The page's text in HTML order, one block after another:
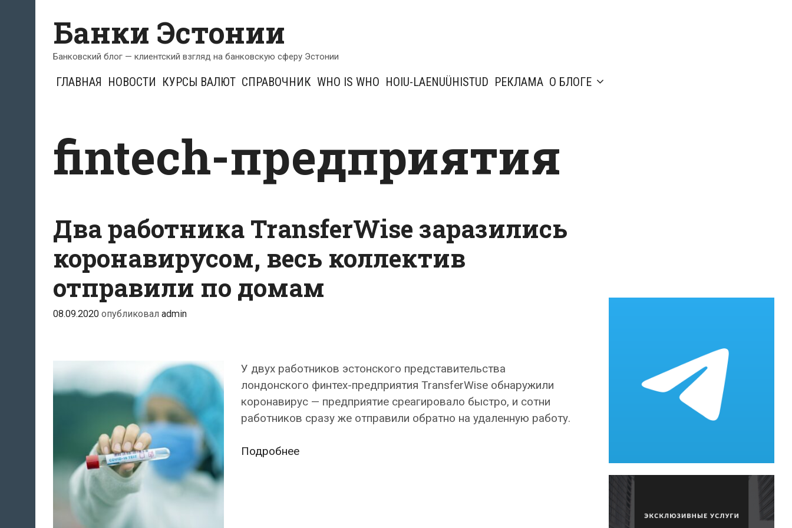
содержимому
Банки Эстонии
Банковский блог — клиентский взгляд на банковскую сферу Эстонии
ГЛАВНАЯ НОВОСТИ КУРСЫ ВАЛЮТ СПРАВОЧНИК WHO IS WHO HOIU-LAENUÜHISTUD РЕКЛАМА О БЛОГЕ
fintech-предприятия
Два работника TransferWise заразились
коронавирусом, весь коллектив
отправили по домам
08.09.2020 опубликовал admin
У двух работников эстонского представительства
лондонского финтех-предприятия TransferWise обнаружили
коронавирус — предприятие среагировало быстро, и сотни
работников сразу же отправили обратно на удаленную работу.
ПодробнееДва